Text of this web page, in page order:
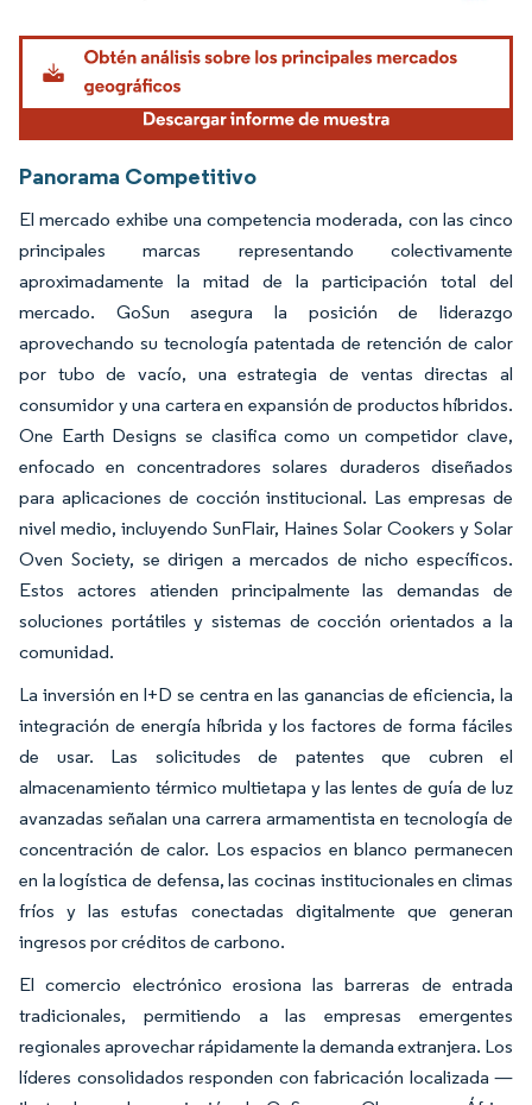
Imagen © Mordor Intelligence. El uso requiere atribución según CC BY 4.0.
Panorama Competitivo
El mercado exhibe una competencia moderada, con las cinco
principales marcas representando colectivamente
aproximadamente la mitad de la participación total del
mercado. GoSun asegura la posición de liderazgo
aprovechando su tecnología patentada de retención de calor
por tubo de vacío, una estrategia de ventas directas al
consumidor y una cartera en expansión de productos híbridos.
One Earth Designs se clasifica como un competidor clave,
enfocado en concentradores solares duraderos diseñados
para aplicaciones de cocción institucional. Las empresas de
nivel medio, incluyendo SunFlair, Haines Solar Cookers y Solar
Oven Society, se dirigen a mercados de nicho específicos.
Estos actores atienden principalmente las demandas de
soluciones portátiles y sistemas de cocción orientados a la
comunidad.
La inversión en I+D se centra en las ganancias de eficiencia, la
integración de energía híbrida y los factores de forma fáciles
de usar. Las solicitudes de patentes que cubren el
almacenamiento térmico multietapa y las lentes de guía de luz
avanzadas señalan una carrera armamentista en tecnología de
concentración de calor. Los espacios en blanco permanecen
en la logística de defensa, las cocinas institucionales en climas
fríos y las estufas conectadas digitalmente que generan
ingresos por créditos de carbono.
El comercio electrónico erosiona las barreras de entrada
tradicionales, permitiendo a las empresas emergentes
regionales aprovechar rápidamente la demanda extranjera. Los
líderes consolidados responden con fabricación localizada —